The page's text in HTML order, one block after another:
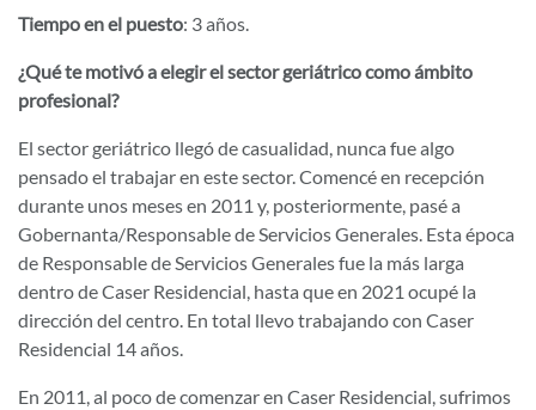
Tiempo en el puesto: 3 años.
¿Qué te motivó a elegir el sector geriátrico como ámbito
profesional?
El sector geriátrico llegó de casualidad, nunca fue algo
pensado el trabajar en este sector. Comencé en recepción
durante unos meses en 2011 y, posteriormente, pasé a
Gobernanta/Responsable de Servicios Generales. Esta época
de Responsable de Servicios Generales fue la más larga
dentro de Caser Residencial, hasta que en 2021 ocupé la
dirección del centro. En total llevo trabajando con Caser
Residencial 14 años.
En 2011, al poco de comenzar en Caser Residencial, sufrimos